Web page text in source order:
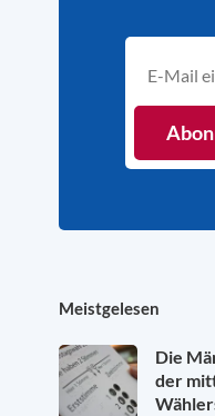
Meistgelesen
Die
der